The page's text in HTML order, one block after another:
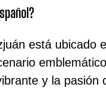
está ubicado
y la pasión